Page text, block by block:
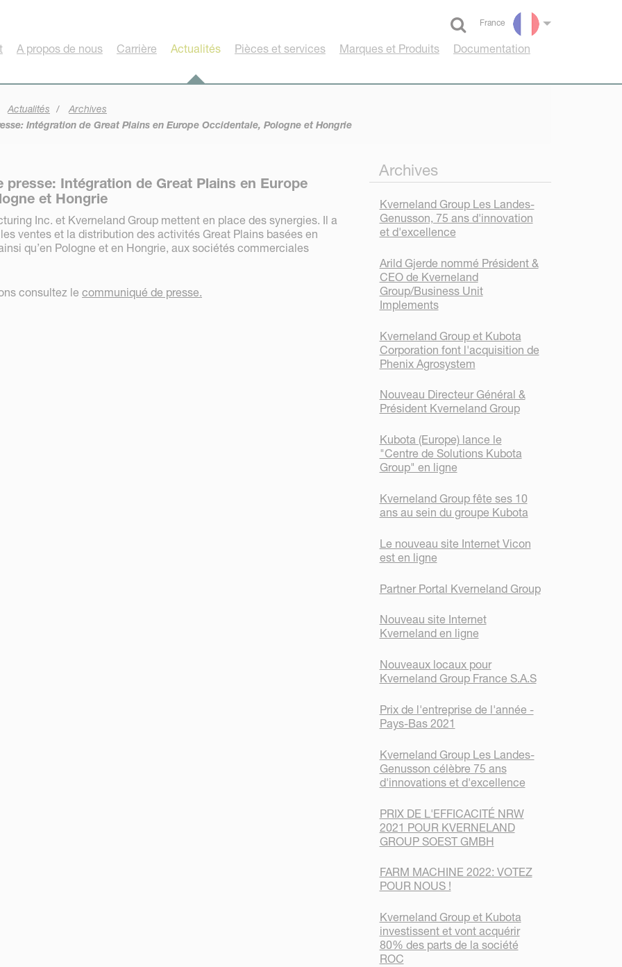
France
Select language
A propos de nous Carrière Actualités Pièces et services Marques et Produits Documentation
Actualités
Archives
Intégration de Great Plains en Europe Occidentale, Pologne et Hongrie
presse: Intégration de Great Plains en Europe
et Hongrie
Inc. et Kverneland Group mettent en place des synergies. Il a
ventes et la distribution des activités Great Plains basées en
qu’en Pologne et en Hongrie, aux sociétés commerciales
consultez le communiqué de presse.
Archives
Kverneland Group Les Landes-
Genusson, 75 ans d'innovation
et d'excellence
Arild Gjerde nommé Président &
CEO de Kverneland
Group/Business Unit
Implements
Kverneland Group et Kubota
Corporation font l'acquisition de
Phenix Agrosystem
Nouveau Directeur Général &
Président Kverneland Group
Kubota (Europe) lance le
"Centre de Solutions Kubota
Group" en ligne
Kverneland Group fête ses 10
ans au sein du groupe Kubota
Le nouveau site Internet Vicon
est en ligne
Partner Portal Kverneland Group
Nouveau site Internet
Kverneland en ligne
Nouveaux locaux pour
Kverneland Group France S.A.S
Prix de l'entreprise de l'année -
Pays-Bas 2021
Kverneland Group Les Landes-
Genusson célèbre 75 ans
d'innovations et d'excellence
PRIX DE L'EFFICACITÉ NRW
2021 POUR KVERNELAND
GROUP SOEST GMBH
FARM MACHINE 2022: VOTEZ
POUR NOUS !
Kverneland Group et Kubota
investissent et vont acquérir
80% des parts de la société
ROC